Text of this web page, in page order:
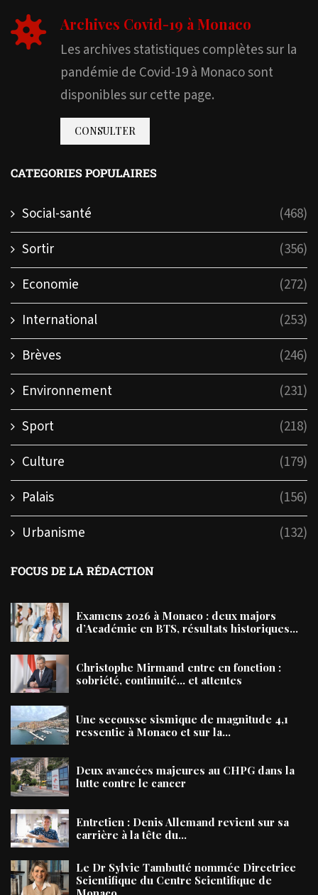
Archives Covid-19 à Monaco
Les archives statistiques complètes sur la
pandémie de Covid-19 à Monaco sont
disponibles sur cette page.
CONSULTER
CATEGORIES POPULAIRES
Social-santé
(468)
Sortir
(356)
Economie
(272)
International
(253)
Brèves
(246)
Environnement
(231)
Sport
(218)
Culture
(179)
Palais
(156)
Urbanisme
(132)
FOCUS DE LA RÉDACTION
Examens 2026 à Monaco : deux majors
d’Académie en BTS, résultats historiques...
Christophe Mirmand entre en fonction :
sobriété, continuité… et attentes
Une secousse sismique de magnitude 4,1
ressentie à Monaco et sur la...
Deux avancées majeures au CHPG dans la
lutte contre le cancer
Entretien : Denis Allemand revient sur sa
carrière à la tête du...
Le Dr Sylvie Tambutté nommée Directrice
Scientifique du Centre Scientifique de